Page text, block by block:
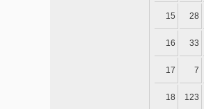
15 28
16 33
17 7
18 123